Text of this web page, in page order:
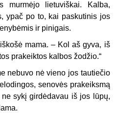
murmėjo lietuviškai. Kalba,
ypač po to, kai paskutinis jos
ir pinigais.
mama. – Kol aš gyva, iš
prakeiktos kalbos žodžio.“
nebuvo nė vieno jos tautiečio
senovės prakeiksmą
sykį girdėdavau iš jos lūpų,